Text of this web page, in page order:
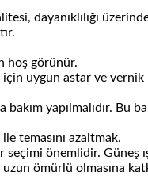
dayanıklılığı
hoş görünür.
için uygun astar ve
yapılmalıdır. Bu
temasını azaltmak.
önemlidir. Güneş
uzun ömürlü olmasına